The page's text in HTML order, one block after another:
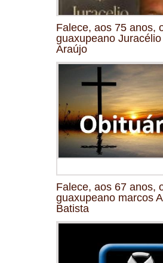
Falece, aos 75 anos,
guaxupeano
Araújo
Falece, aos 67 anos,
guaxupeano marcos
Batista